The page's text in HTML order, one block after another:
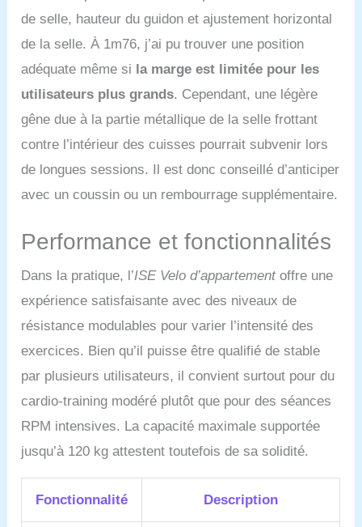
le bas du corps pour
améliorer votre
musculaire. Que vous
soyez débutant ou sportif
répondra à tous vos
besoins. Gain musculaire,
et modelage du corps :
tout cela est possible
temps et en cas de
extérieure, vous pouvez
profiter d'une séance de
n'importe où et n'importe
quand.
Confort et
primordiaux lors du choix
d'un vélo appartement :
structure triangulaire et
des tube en acier
une durabilité et une
de selle, hauteur du guidon et ajustement horizontal
de la selle. À 1m76, j’ai pu trouver une position
adéquate même si la marge est limitée pour les
utilisateurs plus grands. Cependant, une légère
gêne due à la partie métallique de la selle frottant
contre l’intérieur des cuisses pourrait subvenir lors
de longues sessions. Il est donc conseillé d’anticiper
avec un coussin ou un rembourrage supplémentaire.
Performance et fonctionnalités
Dans la pratique, l’ISE Velo d’appartementoffre une
expérience satisfaisante avec des niveaux de
résistance modulables pour varier l’intensité des
exercices. Bien qu’il puisse être qualifié de stable
par plusieurs utilisateurs, il convient surtout pour du
cardio-training modéré plutôt que pour des séances
RPM intensives. La capacité maximale supportée
jusqu’à 120 kg attestent toutefois de sa solidité.
Fonctionnalité Description